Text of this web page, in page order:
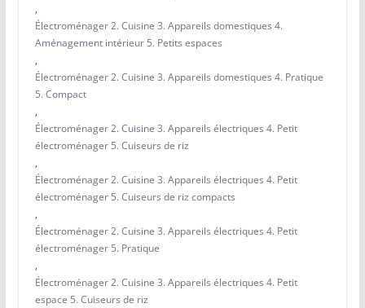
,
Électroménager 2. Cuisine 3. Appareils domestiques 4.
Aménagement intérieur 5. Petits espaces
,
Électroménager 2. Cuisine 3. Appareils domestiques 4. Pratique
5. Compact
,
Électroménager 2. Cuisine 3. Appareils électriques 4. Petit
électroménager 5. Cuiseurs de riz
,
Électroménager 2. Cuisine 3. Appareils électriques 4. Petit
électroménager 5. Cuiseurs de riz compacts
,
Électroménager 2. Cuisine 3. Appareils électriques 4. Petit
électroménager 5. Pratique
,
Électroménager 2. Cuisine 3. Appareils électriques 4. Petit
espace 5. Cuiseurs de riz